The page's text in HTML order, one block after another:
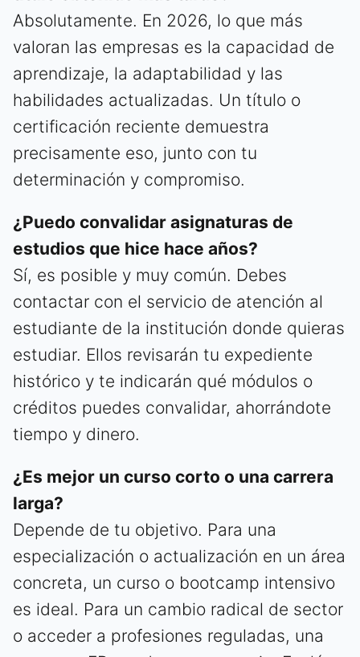
Absolutamente. En 2026, lo que más
valoran las empresas es la capacidad de
aprendizaje, la adaptabilidad y las
habilidades actualizadas. Un título o
certificación reciente demuestra
precisamente eso, junto con tu
determinación y compromiso.
¿Puedo convalidar asignaturas de
estudios que hice hace años?
Sí, es posible y muy común. Debes
contactar con el servicio de atención al
estudiante de la institución donde quieras
estudiar. Ellos revisarán tu expediente
histórico y te indicarán qué módulos o
créditos puedes convalidar, ahorrándote
tiempo y dinero.
¿Es mejor un curso corto o una carrera
larga?
Depende de tu objetivo. Para una
especialización o actualización en un área
concreta, un curso o bootcamp intensivo
es ideal. Para un cambio radical de sector
o acceder a profesiones reguladas, una